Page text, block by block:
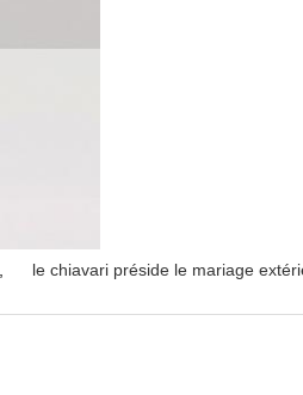
le chiavari préside le mariage